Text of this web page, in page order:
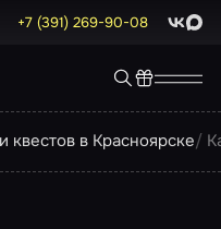
+7 (391) 269-90-08 Max
квестов в Красноярске